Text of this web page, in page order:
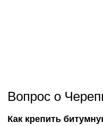
Вопрос о
Как крепить